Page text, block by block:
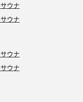
ウナ
ウナ
ウナ
ウナ